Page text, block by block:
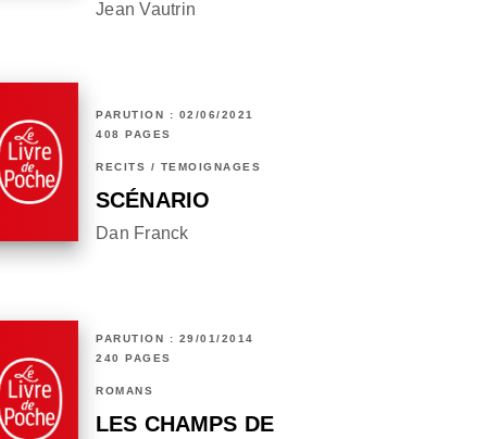
Jean Vautrin
PARUTION : 02/06/2021
408 PAGES
RÉCITS / TÉMOIGNAGES
SCÉNARIO
Dan Franck
PARUTION : 29/01/2014
240 PAGES
ROMANS
LES CHAMPS DE